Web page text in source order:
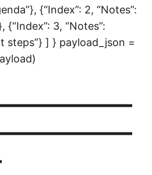
{“Index”: 2, “Notes”:
{“Index”: 3, “Notes”:
steps”} ] } payload_json =